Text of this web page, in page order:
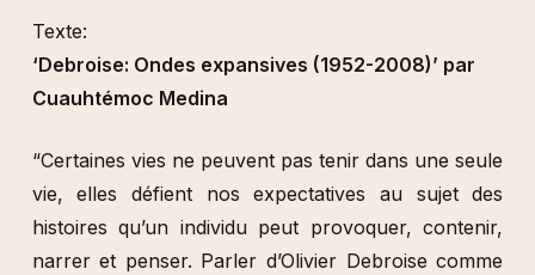
Texte:
‘Debroise: Ondes expansives (1952-2008)’ par
Cuauhtémoc Medina
“Certaines vies ne peuvent pas tenir dans une seule
vie, elles défient nos expectatives au sujet des
histoires qu’un individu peut provoquer, contenir,
narrer et penser. Parler d’Olivier Debroise comme